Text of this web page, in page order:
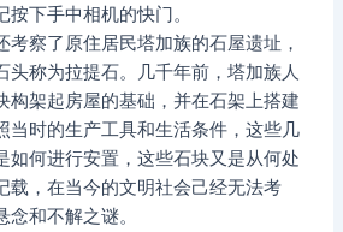
下手中相机的快门。
察了原住居民塔加族的石屋遗址，
头称为拉提石。几千年前，塔加族人
构架起房屋的基础，并在石架上搭建
当时的生产工具和生活条件，这些几
如何进行安置，这些石块又是从何处
载，在当今的文明社会己经无法考
和不解之谜。